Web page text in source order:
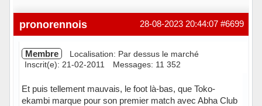
#6699
28-08-2023 20:44:07
pronorennois
Membre
Localisation: Par dessus le marché
Inscrit(e): 21-02-2011
Messages: 11 352
Et puis tellement mauvais, le foot là-bas, que Toko-
ekambi marque pour son premier match avec Abha Club